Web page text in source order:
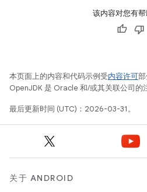
该内容对您有帮
本页面上的内容和代码示例受内容许可
OpenJDK 是 Oracle 和/或其关联公司的
最后更新时间 (UTC)：2026-03-31。
关于 ANDROID